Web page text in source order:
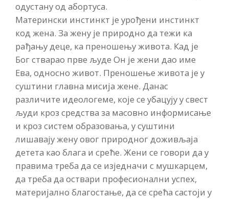
одустану од абортуса.
Матерински инстинкт је урођени инстинкт
код жена. За жену је природно да тежи ка
рађању деце, ка преношењу живота. Кад је
Бог стварао прве људе Он је жени дао име
Ева, односно живот. Преношење живота је у
суштини главна мисија жене. Данас
различите идеологеме, које се убацују у свест
људи кроз средства за масовно информисање
и кроз систем образовања, у суштини
лишавају жену овог природног доживљаја
детета као блага и среће. Жени се говори да у
правима треба да се изједначи с мушкарцем,
да треба да оствари професионални успех,
материјално благостање, да се срећа састоји у